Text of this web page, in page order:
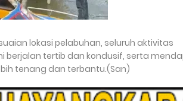
lokasi pelabuhan, seluruh aktivitas
berjalan tertib dan kondusif, serta
tenang dan terbantu.(San)